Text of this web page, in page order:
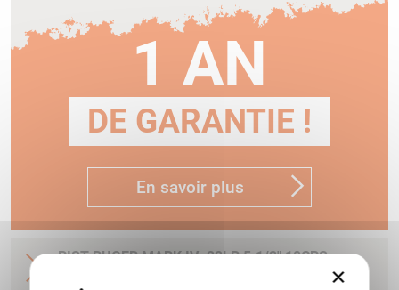
1 AN
DE GARANTIE !
En savoir plus
PIST RUGER MARK IV .22LR 5.1/2" 10CPS
×